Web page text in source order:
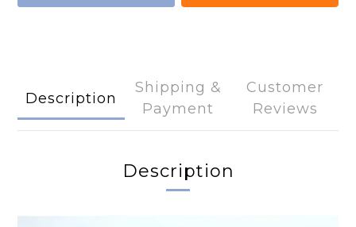
Description
Shipping &
Payment
Customer
Reviews
Description